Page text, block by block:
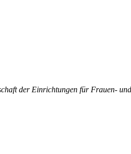
der Einrichtungen für Frauen-